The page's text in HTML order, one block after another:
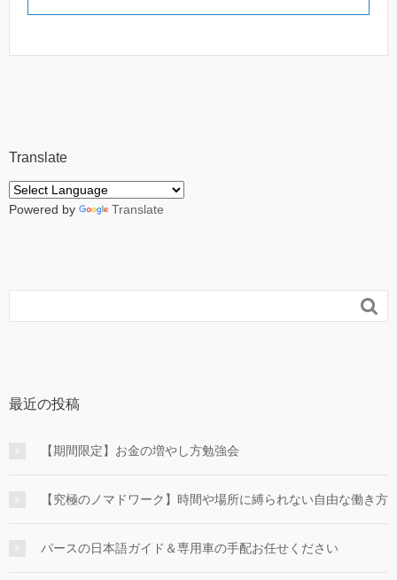
Translate
Powered by Translate

最近の投稿
【期間限定】お金の増やし方勉強会
【究極のノマドワーク】時間や場所に縛られない自由な働き方
パースの日本語ガイド＆専用車の手配お任せください